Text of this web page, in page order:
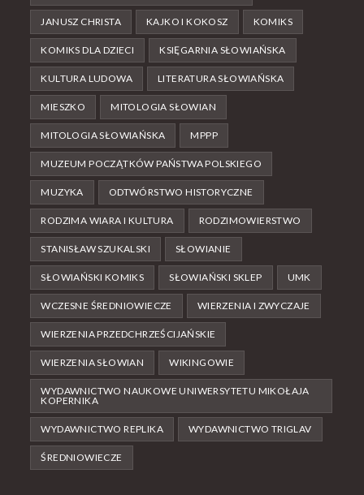
JANUSZ CHRISTA KAJKO I KOKOSZ KOMIKS
KOMIKS DLA DZIECI KSIĘGARNIA SŁOWIAŃSKA
KULTURA LUDOWA LITERATURA SŁOWIAŃSKA
MIESZKO MITOLOGIA SŁOWIAN
MITOLOGIA SŁOWIAŃSKA MPPP
MUZEUM POCZĄTKÓW PAŃSTWA POLSKIEGO
MUZYKA ODTWÓRSTWO HISTORYCZNE
RODZIMA WIARA I KULTURA RODZIMOWIERSTWO
STANISŁAW SZUKALSKI SŁOWIANIE
SŁOWIAŃSKI KOMIKS SŁOWIAŃSKI SKLEP UMK
WCZESNE ŚREDNIOWIECZE WIERZENIA I ZWYCZAJE
WIERZENIA PRZEDCHRZEŚCIJAŃSKIE
WIERZENIA SŁOWIAN WIKINGOWIE
WYDAWNICTWO NAUKOWE UNIWERSYTETU MIKOŁAJA
KOPERNIKA
WYDAWNICTWO REPLIKA WYDAWNICTWO TRIGLAV
ŚREDNIOWIECZE